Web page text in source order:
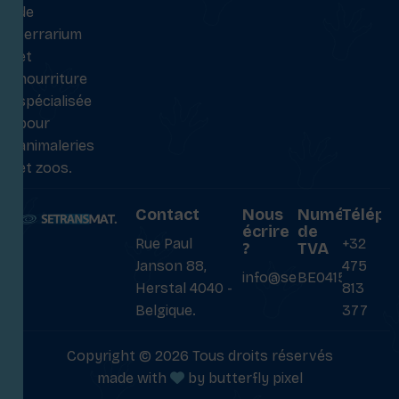
de
terrarium
et
nourriture
spécialisée
pour
animaleries
et zoos.
Contact
Rue Paul
Janson 88,
Herstal 4040 -
Belgique.
Nous
écrire
?
info@setransmat.com
Numéro
de
TVA
BE0415027069
+32
475
813
377
Copyright © 2026 Tous droits réservés
made with
by butterfly pixel